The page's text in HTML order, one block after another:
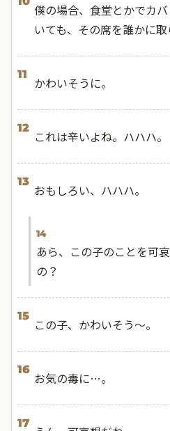
僕の場合、食堂とかでカ
いても、その席を誰かに
11
かわいそうに。
12
これは辛いよね。ハハハ。
13
おもしろい、ハハハ。
14
あら、この子のことを可
の？
15
この子、かわいそう〜。
16
お気の毒に…。
17